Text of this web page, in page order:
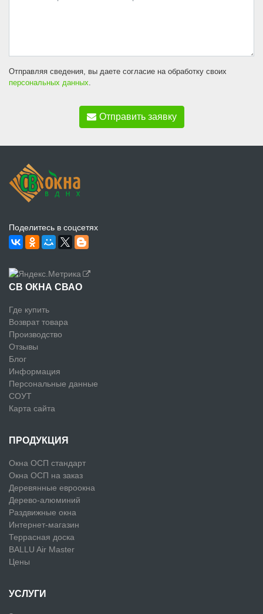
Отправляя сведения, вы даете согласие на обработку своих
персональных данных
Отправить заявку
Поделитесь в соцсетях
СВ ОКНА СВАО
Где купить
Возврат товара
Производство
Отзывы
Блог
Информация
Персональные данные
СОУТ
Карта сайта
ПРОДУКЦИЯ
Окна ОСП стандарт
Окна ОСП на заказ
Деревянные евроокна
Дерево-алюминий
Раздвижные окна
Интернет-магазин
Террасная доска
BALLU Air Master
Цены
УСЛУГИ